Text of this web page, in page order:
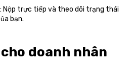
Nộp trực tiếp và theo dõi trạng thái
bạn.
doanh nhân